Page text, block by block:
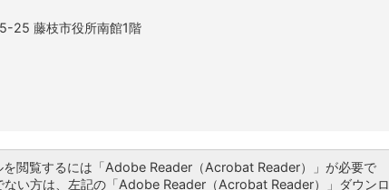
25 藤枝市役所南館1階
を閲覧するには「Adobe Reader（Acrobat Reader）」が必要で
ない方は、左記の「Adobe Reader（Acrobat Reader）」ダウンロ